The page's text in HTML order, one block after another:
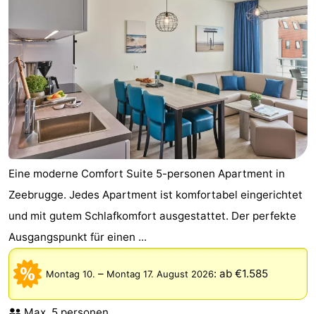
Eine moderne Comfort Suite 5-personen Apartment in
Zeebrugge. Jedes Apartment ist komfortabel eingerichtet
und mit gutem Schlafkomfort ausgestattet. Der perfekte
Ausgangspunkt für einen ...
Montag 10. – Montag 17. August 2026: ab €1.585